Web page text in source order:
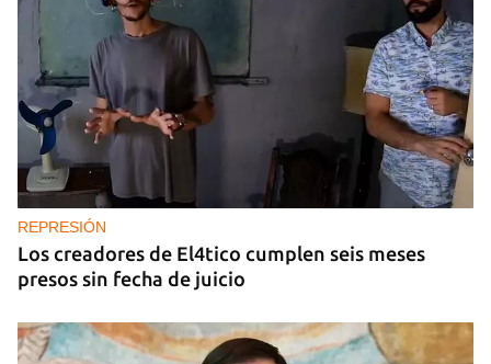
REPRESIÓN
Los creadores de El4tico cumplen seis meses
presos sin fecha de juicio